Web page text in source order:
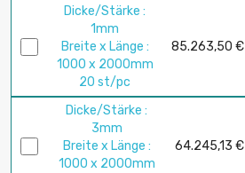
Dicke/Stärke :
1mm
Breite x Länge :
1000 x 2000mm
20 st/pc
85.263,50 €
Dicke/Stärke :
3mm
Breite x Länge :
1000 x 2000mm
64.245,13 €